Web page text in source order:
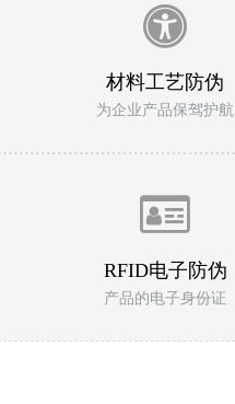
材料工艺防伪
为企业产品保驾护航
RFID电子防伪
产品的电子身份证